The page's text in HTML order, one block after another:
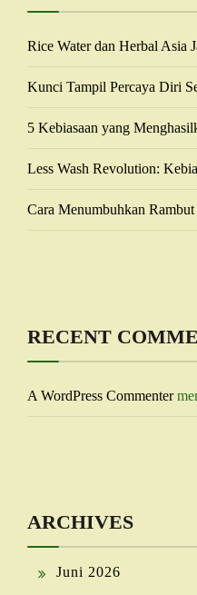
Rice Water dan Herbal Asia
Kunci Tampil Percaya Diri
5 Kebiasaan yang
Less Wash Revolution:
Cara Menumbuhkan
RECENT
A WordPress Commenter
ARCHIVES
Juni 2026